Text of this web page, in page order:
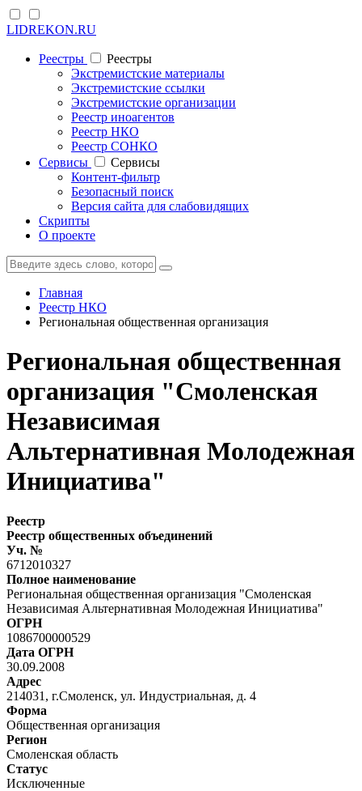
LIDREKON.RU
Реестры
Реестры
Экстремистские материалы
Экстремистские ссылки
Экстремистские организации
Реестр иноагентов
Реестр НКО
Реестр СОНКО
Cервисы
Cервисы
Контент-фильтр
Безопасный поиск
Версия сайта для слабовидящих
Скрипты
О проекте
Главная
Реестр НКО
Региональная общественная организация
Региональная общественная
организация "Смоленская
Независимая
Альтернативная Молодежная
Инициатива"
Реестр
Реестр общественных объединений
Уч. №
6712010327
Полное наименование
Региональная общественная организация "Смоленская
Независимая Альтернативная Молодежная Инициатива"
ОГРН
1086700000529
Дата ОГРН
30.09.2008
Адрес
214031, г.Смоленск, ул. Индустриальная, д. 4
Форма
Общественная организация
Регион
Смоленская область
Статус
Исключенные